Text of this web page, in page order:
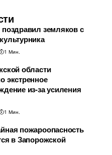
земляков с
1 Мин.
области
экстренное
из-за усиления
1 Мин.
пожароопасность
в Запорожской